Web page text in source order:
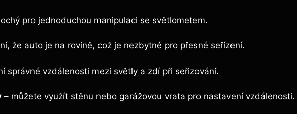
pro jednoduchou manipulaci se světlometem.
že auto je na rovině, což je nezbytné pro přesné seřízení.
správné vzdálenosti mezi světly a zdí při seřizování.
– můžete využít stěnu nebo garážovou vrata pro nastavení vzdálenosti.